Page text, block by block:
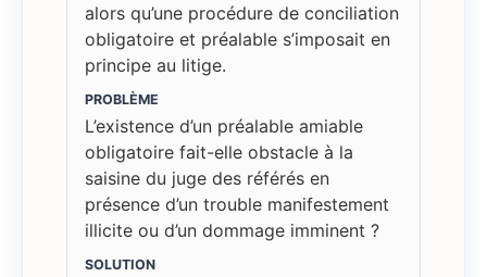
alors qu’une procédure de conciliation
obligatoire et préalable s’imposait en
principe au litige.
PROBLÈME
L’existence d’un préalable amiable
obligatoire fait-elle obstacle à la
saisine du juge des référés en
présence d’un trouble manifestement
illicite ou d’un dommage imminent ?
SOLUTION